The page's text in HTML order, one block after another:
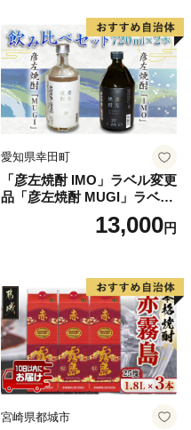
愛知県幸田町
「彦左焼酎 IMO」ラベル変更
品「彦左焼酎 MUGI」ラベル
変更品 飲み比べ セット 合計
2本 720ml×各1本 25度 焼酎
13,000円
宮崎県都城市